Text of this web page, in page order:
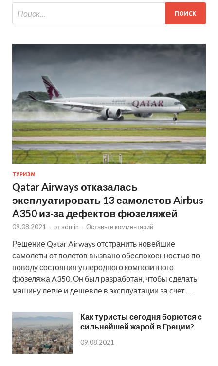
ТУРИЗМ
Qatar Airways отказалась
эксплуатировать 13 самолетов Airbus
A350 из-за дефектов фюзеляжей
09.08.2021 - от admin - Оставьте комментарий
Решение Qatar Airways отстранить новейшие
самолеты от полетов вызвано обеспокоенностью по
поводу состояния углеродного композитного
фюзеляжа A350. Он был разработан, чтобы сделать
машину легче и дешевле в эксплуатации за счет …
Как туристы сегодня борются с
сильнейшей жарой в Греции?
09.08.2021